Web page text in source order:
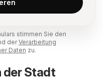
stimmen Sie den
derVerarbeitung
Daten zu.
der Stadt